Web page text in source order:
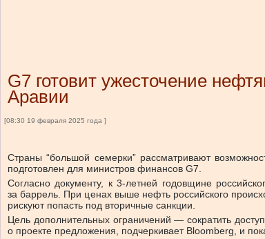
G7 готовит ужесточение
Аравии
[08:30 19 февраля 2025 года ]
Страны “большой семерки” рассматривают
подготовлен для министров финансов G7.
Согласно документу, к 3-летней годовщине
за баррель. При ценах выше нефть российского
рискуют попасть под вторичные санкции.
Цель дополнительных ограничений — сократить
о проекте предложения, подчеркивает Bloomberg, и